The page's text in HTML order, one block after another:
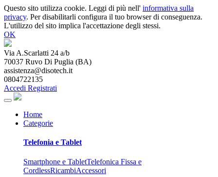
Questo sito utilizza cookie. Leggi di più nell' informativa sulla
privacy. Per disabilitarli configura il tuo browser di conseguenza.
L'utilizzo del sito implica l'accettazione degli stessi.
OK
Via A.Scarlatti 24 a/b
70037 Ruvo Di Puglia (BA)
assistenza@disotech.it
0804722135
Accedi Registrati
Home
Categorie
Telefonia e Tablet
Smartphone e TabletTelefonica Fissa e
CordlessRicambiAccessori